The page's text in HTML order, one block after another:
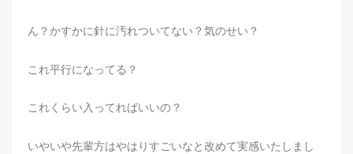
ん？かすかに針に汚れついてない？気のせい？
これ平行になってる？
これくらい入ってればいいの？
いやいや先輩方はやはりすごいなと改めて実感いたしまし